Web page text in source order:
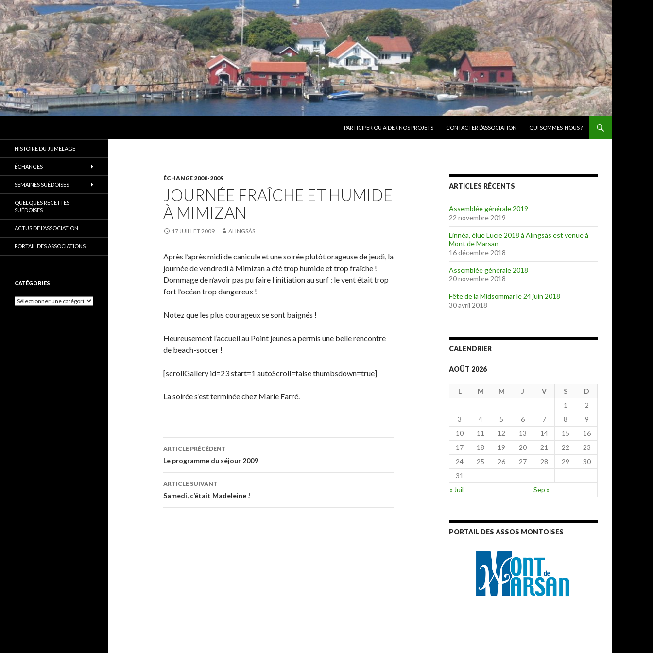
PARTICIPER OU AIDER NOS PROJETS
CONTACTER L’ASSOCIATION QUI SOMMES-NOUS ?
ÉCHANGE 2008-2009
JOURNÉE FRAÎCHE ET HUMIDE
À MIMIZAN
17 JUILLET 2009 ALINGSÅS
Après l’après midi de canicule et une soirée plutôt orageuse de jeudi, la
journée de vendredi à Mimizan a été trop humide et trop fraîche !
Dommage de n’avoir pas pu faire l’initiation au surf : le vent était trop
fort l’océan trop dangereux !
Notez que les plus courageux se sont baignés !
Heureusement l’accueil au Point jeunes a permis une belle rencontre
de beach-soccer !
[scrollGallery id=23 start=1 autoScroll=false thumbsdown=true]
La soirée s’est terminée chez Marie Farré.
Navigation
des
articles
ARTICLE PRÉCÉDENT
Le programme du séjour 2009
ARTICLE SUIVANT
Samedi, c’était Madeleine !
ARTICLES RÉCENTS
Assemblée générale 2019
22 novembre 2019
Linnéa, élue Lucie 2018 à Alingsås est venue à
Mont de Marsan
16 décembre 2018
Assemblée générale 2018
20 novembre 2018
Fête de la Midsommar le 24 juin 2018
30 avril 2018
CALENDRIER
AOÛT 2026
L M M J V S
D
1
2
3
4 5 6 7 8
9
10
11 12 13 14 15
16
17
18 19 20 21 22
23
24
25 26 27 28 29
30
31
« Juil
Sep »
PORTAIL DES ASSOS MONTOISES
France
HISTOIRE DU JUMELAGE
ÉCHANGES
SEMAINES SUÉDOISES
QUELQUES RECETTES
SUÉDOISES
ACTUS DE L’ASSOCIATION
PORTAIL DES ASSOCIATIONS
CATÉGORIES
C